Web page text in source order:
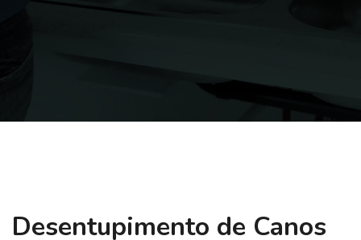
Desentupimento de Canos